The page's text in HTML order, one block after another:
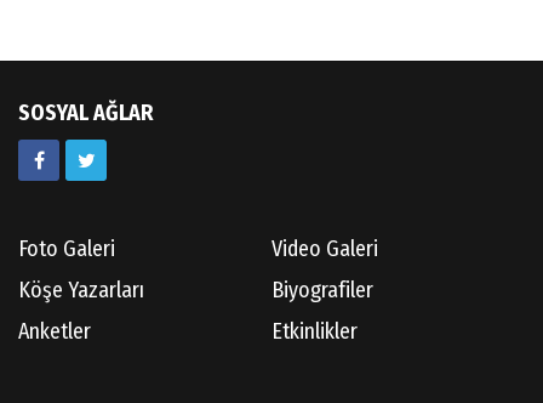
SOSYAL AĞLAR
Foto Galeri
Video Galeri
Köşe Yazarları
Biyografiler
Anketler
Etkinlikler